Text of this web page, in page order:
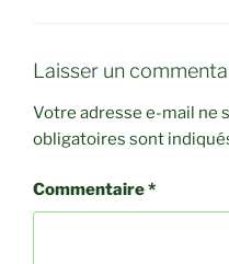
Laisser un
Votre adresse e-mail ne
obligatoires sont
Commentaire*